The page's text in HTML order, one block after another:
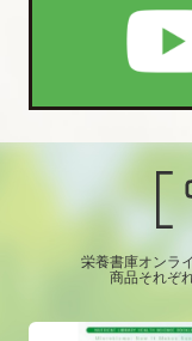
栄養書庫オンラ
商品それぞ